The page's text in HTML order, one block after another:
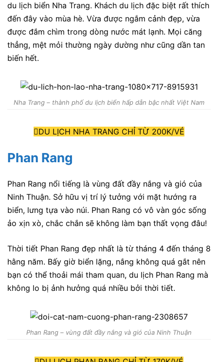
du lịch biển Nha Trang. Khách du lịch đặc biệt rất thích
đến đây vào mùa hè. Vừa được ngắm cảnh đẹp, vừa
được đắm chìm trong dòng nước mát lạnh. Mọi căng
thẳng, mệt mỏi thường ngày dường như cũng dần tan
biến hết.
Nha Trang – thành phố du lịch biển hấp dẫn bậc nhất Việt Nam
DU LỊCH NHA TRANG CHỈ TỪ 200K/VÉ
Phan Rang
Phan Rang nổi tiếng là vùng đất đầy nắng và gió của
Ninh Thuận. Sở hữu vị trí lý tưởng với mặt hướng ra
biển, lưng tựa vào núi. Phan Rang có vô vàn góc sống
ảo xịn xò, chắc chắn sẽ không làm bạn thất vọng đâu!
Thời tiết Phan Rang đẹp nhất là từ tháng 4 đến tháng 8
hằng năm. Bấy giờ biển lặng, nắng không quá gắt nên
bạn có thể thoải mái tham quan, du lịch Phan Rang mà
không lo bị ảnh hưởng quá nhiều bởi thời tiết.
Phan Rang – vùng đất đầy nắng và gió của Ninh Thuận